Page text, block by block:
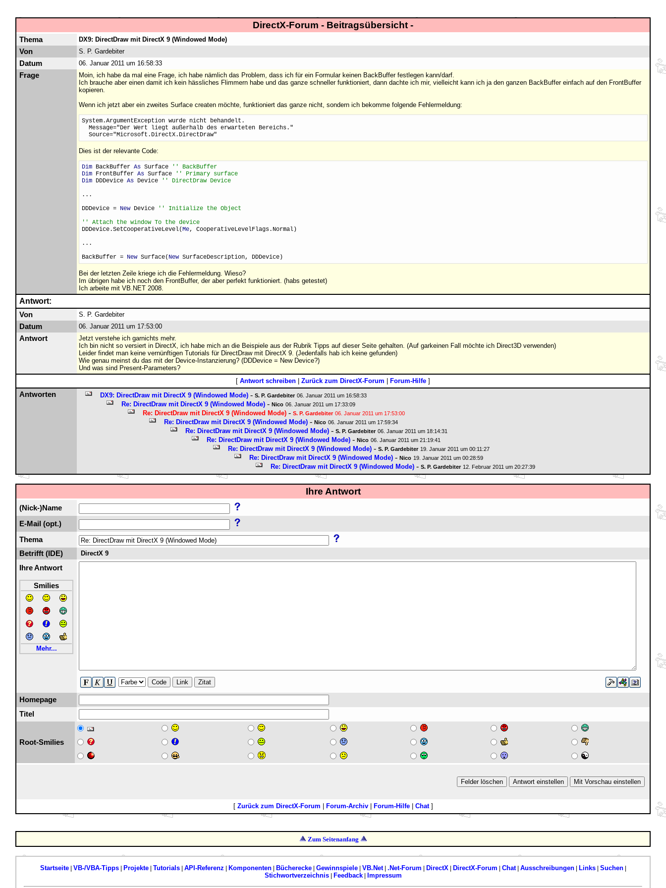
DirectX-Forum - Beitragsübersicht -
Thema DX9: DirectDraw mit DirectX 9 (Windowed Mode)
Von S. P. Gardebiter
Datum 06. Januar 2011 um 16:58:33
Frage
Moin, ich habe da mal eine Frage, ich habe nämlich das Problem, dass ich für ein Formular keinen BackBuffer festlegen kann/darf.
Ich brauche aber einen damit ich kein hässliches Flimmern habe und das ganze schneller funktioniert, dann dachte ich mir, vielleicht kann ich ja den ganzen BackBuffer einfach auf den FrontBuffer
kopieren.
Wenn ich jetzt aber ein zweites Surface createn möchte, funktioniert das ganze nicht, sondern ich bekomme folgende Fehlermeldung:
System.ArgumentException wurde nicht behandelt.
  Message="Der Wert liegt außerhalb des erwarteten Bereichs."
  Source="Microsoft.DirectX.DirectDraw"
Dies ist der relevante Code:
Dim BackBuffer As Surface
'' BackBuffer
Dim FrontBuffer As Surface
'' Primary surface
Dim DDDevice As Device
'' DirectDraw Device
...
DDDevice = New Device
'' Initialize the Object
'' Attach the window To the device
DDDevice.SetCooperativeLevel(Me, CooperativeLevelFlags.Normal)
...
BackBuffer = New Surface( New SurfaceDescription, DDDevice)
Bei der letzten Zeile kriege ich die Fehlermeldung. Wieso?
Im übrigen habe ich noch den FrontBuffer, der aber perfekt funktioniert. (habs getestet)
Ich arbeite mit VB.NET 2008.
Antwort:
Von S. P. Gardebiter
Datum 06. Januar 2011 um 17:53:00
Antwort
Jetzt verstehe ich garnichts mehr.
Ich bin nicht so versiert in DirectX, ich habe mich an die Beispiele aus der Rubrik Tipps auf dieser Seite gehalten. (Auf garkeinen Fall möchte ich Direct3D verwenden)
Leider findet man keine vernünftigen Tutorials für DirectDraw mit DirectX 9. (Jedenfalls hab ich keine gefunden)
Wie genau meinst du das mit der Device-Instanzierung? (DDDevice = New Device?)
Und was sind Present-Parameters?
[ Antwort schreiben Zurück zum DirectX-Forum Forum-Hilfe ]
Antworten DX9: DirectDraw mit DirectX 9 (Windowed Mode) - S. P. Gardebiter 06. Januar 2011 um 16:58:33
Re: DirectDraw mit DirectX 9 (Windowed Mode) - Nico 06. Januar 2011 um 17:33:09
Re: DirectDraw mit DirectX 9 (Windowed Mode) - S. P. Gardebiter 06. Januar 2011 um 17:53:00
Re: DirectDraw mit DirectX 9 (Windowed Mode) - Nico 06. Januar 2011 um 17:59:34
Re: DirectDraw mit DirectX 9 (Windowed Mode) - S. P. Gardebiter 06. Januar 2011 um 18:14:31
Re: DirectDraw mit DirectX 9 (Windowed Mode) - Nico 06. Januar 2011 um 21:19:41
Re: DirectDraw mit DirectX 9 (Windowed Mode) - S. P. Gardebiter 19. Januar 2011 um 00:11:27
Re: DirectDraw mit DirectX 9 (Windowed Mode) - Nico 19. Januar 2011 um 00:28:59
Re: DirectDraw mit DirectX 9 (Windowed Mode) - S. P. Gardebiter 12. Februar 2011 um 20:27:39
Ihre Antwort
(Nick-)Name
E-Mail (opt.)
Thema
Betrifft (IDE)
DirectX 9
Ihre Antwort
Smilies
Mehr...
Code Link Zitat
Homepage
Titel
Root-Smilies
[ Zurück zum DirectX-Forum Forum-Archiv| Forum-Hilfe| Chat]
Zum Seitenanfang
Startseite| VB-/VBA-Tipps| Projekte| Tutorials| API-Referenz Komponenten| Bücherecke| Gewinnspiele| VB.Net| .Net-Forum DirectX| DirectX-Forum Chat| Ausschreibungen| Links| Suchen|
Stichwortverzeichnis| Feedback| Impressum